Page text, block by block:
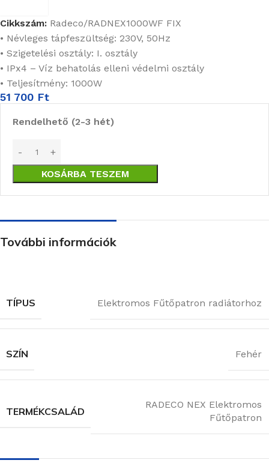
Cikkszám: Radeco/RADNEX1000WF FIX
• Névleges tápfeszültség: 230V, 50Hz
• Szigetelési osztály: I. osztály
• IPx4 – Víz behatolás elleni védelmi osztály
• Teljesítmény: 1000W
51 700 Ft
Rendelhető (2-3 hét)
KOSÁRBA TESZEM
További információk
TÍPUS Elektromos Fűtőpatron radiátorhoz
SZÍN Fehér
TERMÉKCSALÁD
RADECO NEX Elektromos
Fűtőpatron